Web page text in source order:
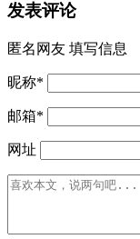
发表评论
匿名网友 填写信息
昵称*
邮箱*
网址